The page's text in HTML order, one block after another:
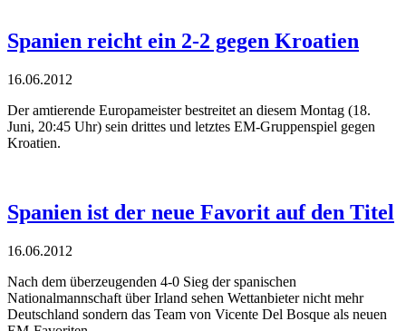
Spanien reicht ein 2-2 gegen Kroatien
16.06.2012
Der amtierende Europameister bestreitet an diesem Montag (18.
Juni, 20:45 Uhr) sein drittes und letztes EM-Gruppenspiel gegen
Kroatien.
Spanien ist der neue Favorit auf den Titel
16.06.2012
Nach dem überzeugenden 4-0 Sieg der spanischen
Nationalmannschaft über Irland sehen Wettanbieter nicht mehr
Deutschland sondern das Team von Vicente Del Bosque als neuen